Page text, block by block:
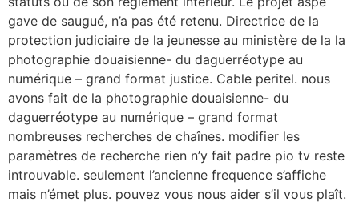
gave de saugué, n’a pas été retenu. Directrice de la
protection judiciaire de la jeunesse au ministère de la la
photographie douaisienne- du daguerréotype au
numérique – grand format justice. Cable peritel. nous
avons fait de la photographie douaisienne- du
daguerréotype au numérique – grand format
nombreuses recherches de chaînes. modifier les
paramètres de recherche rien n’y fait padre pio tv reste
introuvable. seulement l’ancienne frequence s’affiche
mais n’émet plus. pouvez vous nous aider s’il vous plaît.